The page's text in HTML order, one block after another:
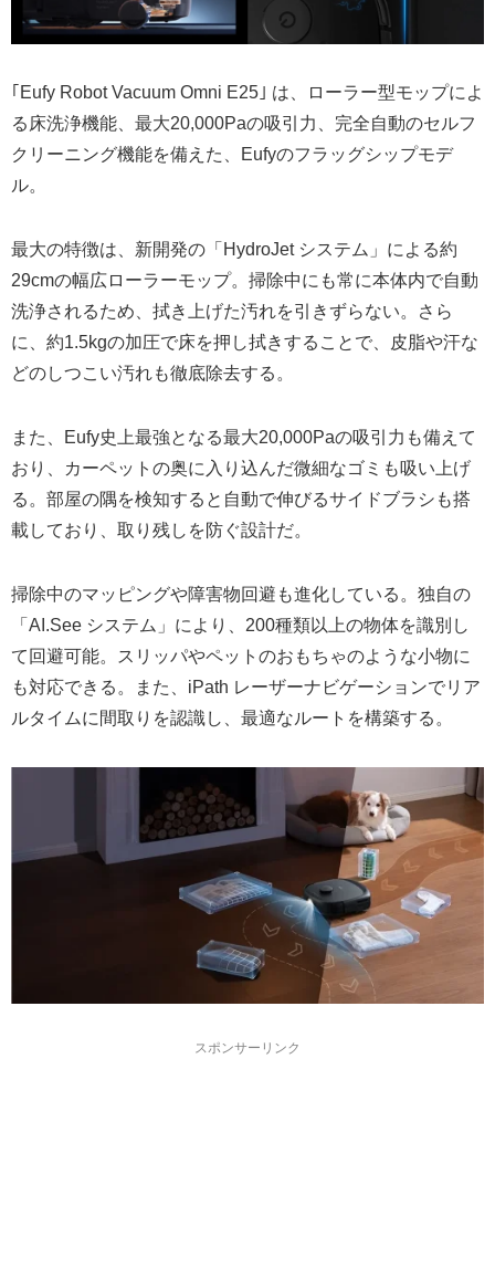
｢Eufy Robot Vacuum Omni E25｣ は、ローラー型モップによ
る床洗浄機能、最大20,000Paの吸引力、完全自動のセルフ
クリーニング機能を備えた、Eufyのフラッグシップモデ
ル。
最大の特徴は、新開発の「HydroJet システム」による約
29cmの幅広ローラーモップ。掃除中にも常に本体内で自動
洗浄されるため、拭き上げた汚れを引きずらない。さら
に、約1.5kgの加圧で床を押し拭きすることで、皮脂や汗な
どのしつこい汚れも徹底除去する。
また、Eufy史上最強となる最大20,000Paの吸引力も備えて
おり、カーペットの奥に入り込んだ微細なゴミも吸い上げ
る。部屋の隅を検知すると自動で伸びるサイドブラシも搭
載しており、取り残しを防ぐ設計だ。
掃除中のマッピングや障害物回避も進化している。独自の
「AI.See システム」により、200種類以上の物体を識別し
て回避可能。スリッパやペットのおもちゃのような小物に
も対応できる。また、iPath レーザーナビゲーションでリア
ルタイムに間取りを認識し、最適なルートを構築する。
スポンサーリンク